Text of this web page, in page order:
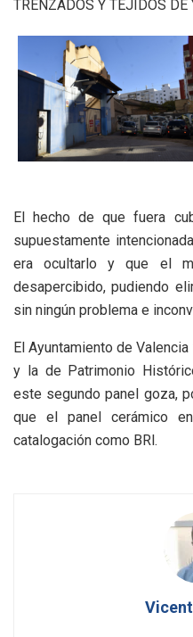
TRENZADOS Y TEJIDOS DE
El hecho de que fuera
supuestamente
era ocultarlo y que el
desapercibido, pudiendo
sin ningún problema e
El Ayuntamiento de
y la de Patrimonio
este segundo panel goza,
que el panel cerámico
catalogación como BRl.